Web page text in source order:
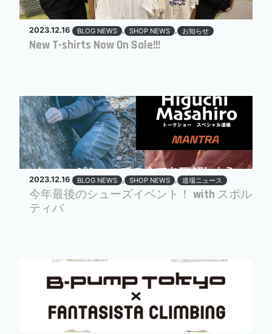
2023.12.16 BLOG NEWS , SHOP NEWS , お知らせ
New T-shirts Now On Sale!!!
2023.12.16 BLOG NEWS , SHOP NEWS , 道場ニュース
今年最後のシューズイベント！ with スポル
ティバ